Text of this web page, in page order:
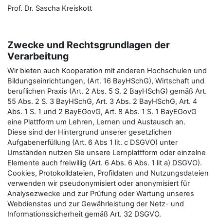
Prof. Dr. Sascha Kreiskott
Zwecke und Rechtsgrundlagen der
Verarbeitung
Wir bieten auch Kooperation mit anderen Hochschulen und
Bildungseinrichtungen, (Art. 16 BayHSchG), Wirtschaft und
beruflichen Praxis (Art. 2 Abs. 5 S. 2 BayHSchG) gemäß Art.
55 Abs. 2 S. 3 BayHSchG, Art. 3 Abs. 2 BayHSchG, Art. 4
Abs. 1 S. 1 und 2 BayEGovG, Art. 8 Abs. 1 S. 1 BayEGovG
eine Plattform um Lehren, Lernen und Austausch an.
Diese sind der Hintergrund unserer gesetzlichen
Aufgabenerfüllung (Art. 6 Abs 1 lit. c DSGVO) unter
Umständen nutzen Sie unsere Lernplattform oder einzelne
Elemente auch freiwillig (Art. 6 Abs. 6 Abs. 1 lit a) DSGVO).
Cookies, Protokolldateien, Profildaten und Nutzungsdateien
verwenden wir pseudonymisiert oder anonymisiert für
Analysezwecke und zur Prüfung oder Wartung unseres
Webdienstes und zur Gewährleistung der Netz- und
Informationssicherheit gemäß Art. 32 DSGVO.